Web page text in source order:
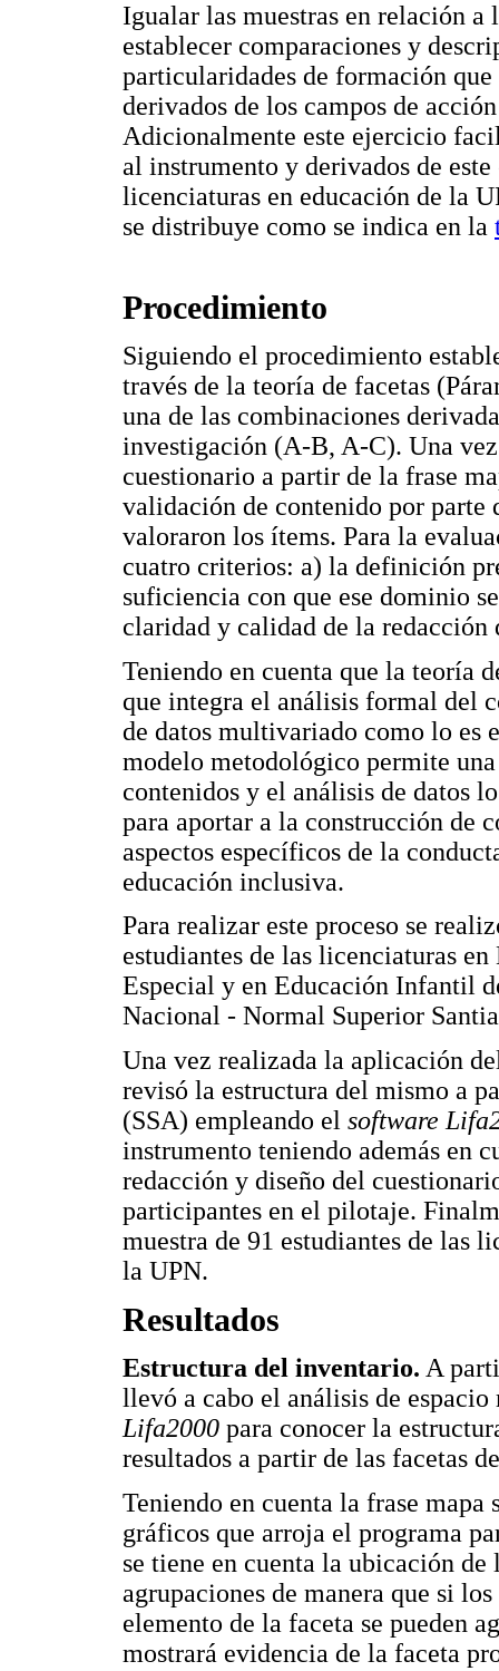
Igualar las muestras en relación a
establecer comparaciones y
particularidades de formación
derivados de los campos de
Adicionalmente este ejercicio
al instrumento y derivados de
licenciaturas en educación de la
se distribuye como se indica en la
Procedimiento
Siguiendo el procedimiento
través de la teoría de facetas
una de las combinaciones
investigación (A-B, A-C). Una
cuestionario a partir de la frase
validación de contenido por parte
valoraron los ítems. Para la
cuatro criterios: a) la definición
suficiencia con que ese dominio
claridad y calidad de la redacción
Teniendo en cuenta que la teoría
que integra el análisis formal del
de datos multivariado como lo es
modelo metodológico permite
contenidos y el análisis de datos
para aportar a la construcción de
aspectos específicos de la
educación inclusiva.
Para realizar este proceso se
estudiantes de las licenciaturas
Especial y en Educación Infantil
Nacional - Normal Superior
Una vez realizada la aplicación
revisó la estructura del mismo a
(SSA) empleando el software
instrumento teniendo además en
redacción y diseño del
participantes en el pilotaje.
muestra de 91 estudiantes de las
la UPN.
Resultados
Estructura del inventario. A
llevó a cabo el análisis de
Lifa2000 para conocer la
resultados a partir de las facetas
Teniendo en cuenta la frase
gráficos que arroja el programa
se tiene en cuenta la ubicación
agrupaciones de manera que si
elemento de la faceta se pueden
mostrará evidencia de la faceta